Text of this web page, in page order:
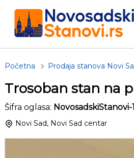
Početna Prodaja stanova Novi
Trosoban stan na
Šifra oglasa: NovosadskiStanovi-
Novi Sad, Novi Sad centar